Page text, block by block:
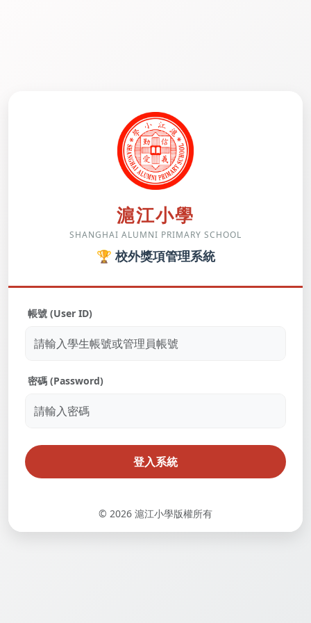
滬江小學
SHANGHAI ALUMNI PRIMARY SCHOOL
🏆 校外獎項管理系統
帳號 (User ID)
密碼 (Password)
登入系統
© 2026 滬江小學版權所有